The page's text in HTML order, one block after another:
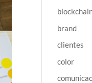
brand
clientes
color